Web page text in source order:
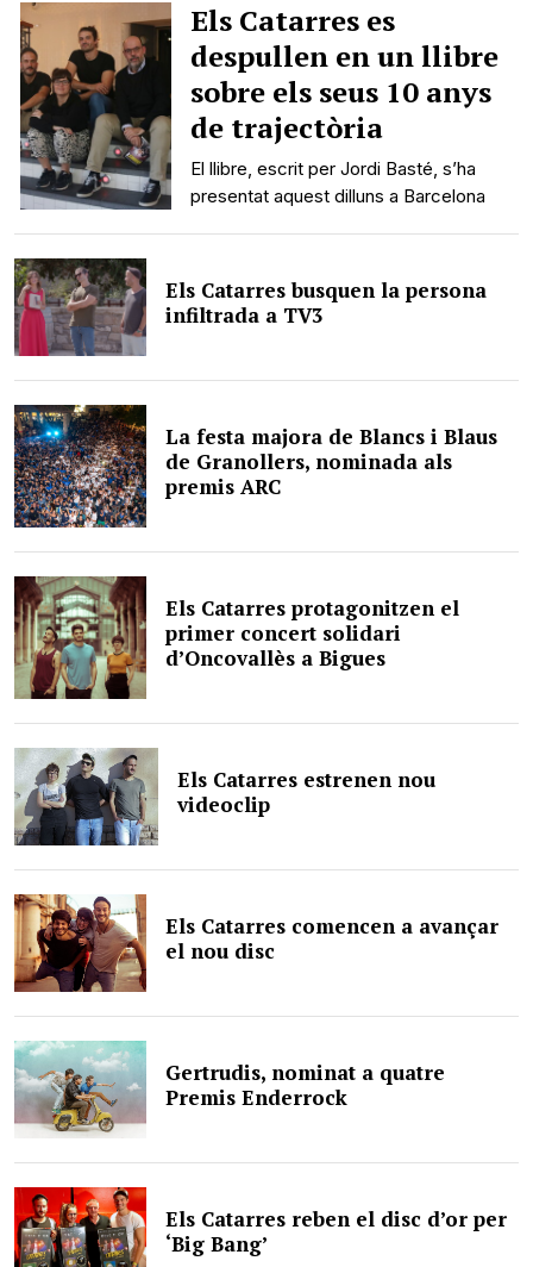
Els Catarres es
despullen en un llibre
sobre els seus 10 anys
de trajectòria
El llibre, escrit per Jordi Basté, s’ha
presentat aquest dilluns a Barcelona
Els Catarres busquen la persona
infiltrada a TV3
La festa majora de Blancs i Blaus
de Granollers, nominada als
premis ARC
Els Catarres protagonitzen el
primer concert solidari
d’Oncovallès a Bigues
Els Catarres estrenen nou
videoclip
Els Catarres comencen a avançar
el nou disc
Gertrudis, nominat a quatre
Premis Enderrock
Els Catarres reben el disc d’or per
‘Big Bang’